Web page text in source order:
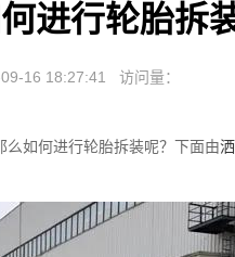
进行轮胎拆
16 18:27:41 访问量：
如何进行轮胎拆装呢？下面由